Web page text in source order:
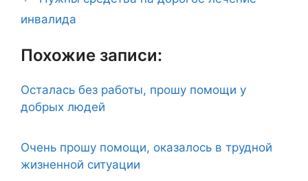
инвалида
Похожие записи:
Осталась без работы, прошу помощи у
добрых людей
Очень прошу помощи, оказалось в трудной
жизненной ситуации